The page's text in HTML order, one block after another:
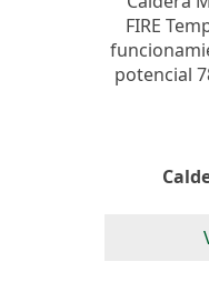
FIRE
potencial